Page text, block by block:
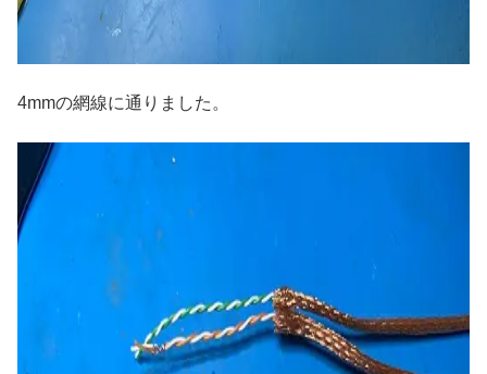
4mmの網線に通りました。